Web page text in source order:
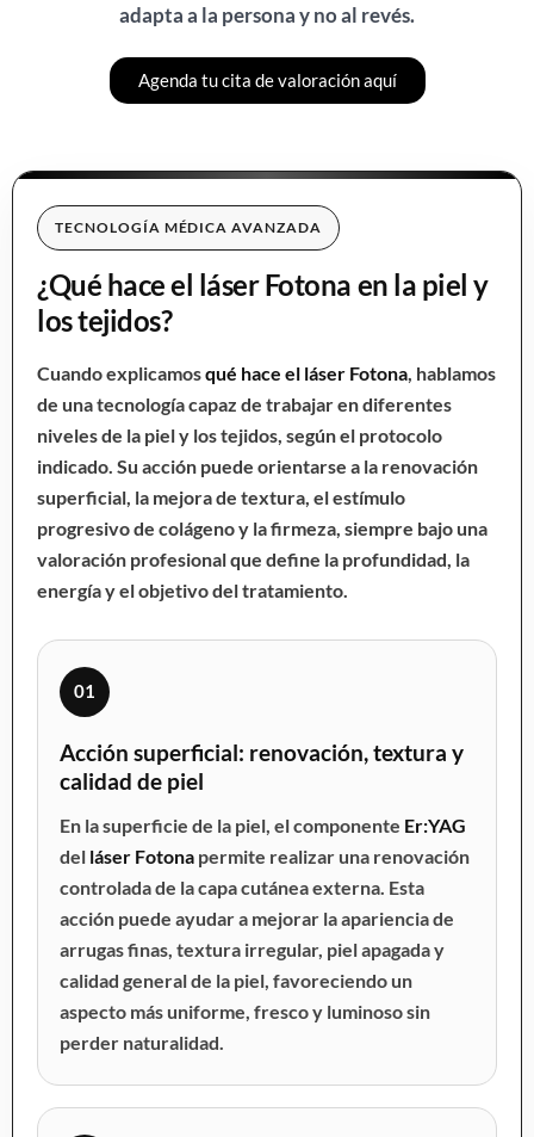
adapta a la persona y no al revés.
Agenda tu cita de valoración aquí
TECNOLOGÍA MÉDICA AVANZADA
¿Qué hace el láser Fotona en la piel y
los tejidos?
Cuando explicamosqué hace el láser Fotona , hablamos
de una tecnología capaz de trabajar en diferentes
niveles de la piel y los tejidos, según el protocolo
indicado. Su acción puede orientarse a la renovación
superficial, la mejora de textura, el estímulo
progresivo de colágeno y la firmeza, siempre bajo una
valoración profesional que define la profundidad, la
energía y el objetivo del tratamiento.
01
Acción superficial: renovación, textura y
calidad de piel
En la superficie de la piel, el componente Er:YAG
del láser Fotona permite realizar una renovación
controlada de la capa cutánea externa. Esta
acción puede ayudar a mejorar la apariencia de
arrugas finas, textura irregular, piel apagada y
calidad general de la piel, favoreciendo un
aspecto más uniforme, fresco y luminoso sin
perder naturalidad.